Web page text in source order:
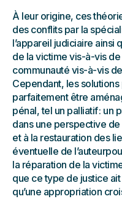
À leur origine, ces
des conflits par la
l’appareil judiciaire ainsi
de la victime vis-à-vis
communauté vis-à-vis
Cependant, les
parfaitement être
pénal, tel un palliatif : un
dans une perspective
et à la restauration des
éventuelle de
la réparation de la
que ce type de justice
qu’une appropriation